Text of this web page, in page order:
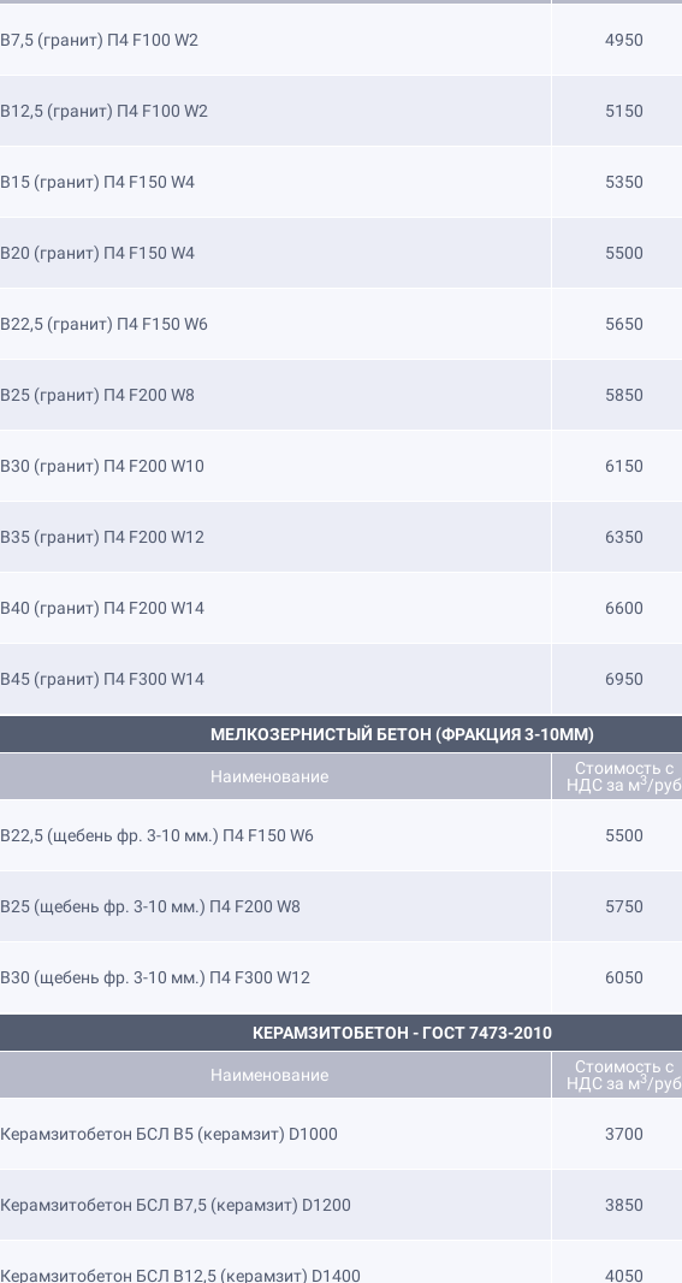
B7,5 (гранит) П4 F100 W2 4950
B12,5 (гранит) П4 F100 W2 5150
B15 (гранит) П4 F150 W4 5350
B20 (гранит) П4 F150 W4 5500
B22,5 (гранит) П4 F150 W6 5650
B25 (гранит) П4 F200 W8 5850
B30 (гранит) П4 F200 W10 6150
B35 (гранит) П4 F200 W12 6350
B40 (гранит) П4 F200 W14 6600
B45 (гранит) П4 F300 W14 6950
МЕЛКОЗЕРНИСТЫЙ БЕТОН (ФРАКЦИЯ 3-10ММ)
Наименование
Стоимость с
НДС за м3/руб
B22,5 (щебень фр. 3-10 мм.) П4 F150 W6 5500
B25 (щебень фр. 3-10 мм.) П4 F200 W8 5750
B30 (щебень фр. 3-10 мм.) П4 F300 W12 6050
КЕРАМЗИТОБЕТОН - ГОСТ 7473-2010
Наименование
Стоимость с
НДС за м3/руб
Керамзитобетон БСЛ В5 (керамзит) D1000 3700
Керамзитобетон БСЛ В7,5 (керамзит) D1200 3850
Керамзитобетон БСЛ В12,5 (керамзит) D1400 4050